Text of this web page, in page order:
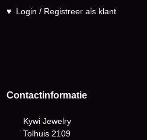
♥ Login / Registreer als klant
Contactinformatie
Kywi Jewelry
Tolhuis 2109